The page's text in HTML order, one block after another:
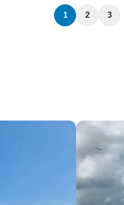
1 2 3